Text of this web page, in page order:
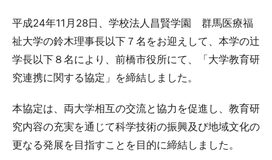
平成24年11月28日、学校法人昌賢学園 群馬医療福
祉大学の鈴木理事長以下７名をお迎えして、本学の辻
学長以下８名により、前橋市役所にて、「大学教育研
究連携に関する協定」を締結しました。
本協定は、両大学相互の交流と協力を促進し、教育研
究内容の充実を通じて科学技術の振興及び地域文化の
更なる発展を目指すことを目的に締結しました。